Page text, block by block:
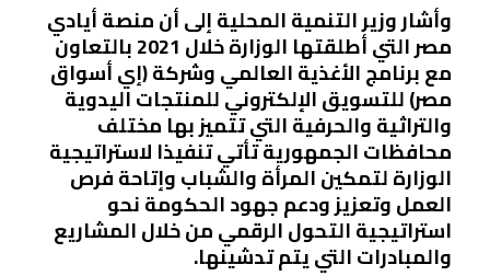
وأشار وزير التنمية المحلية إلى أن منصة أيادي
مصر التي أطلقتها الوزارة خلال 2021 بالتعاون
مع برنامج الأغذية العالمي وشركة (إي أسواق
مصر) للتسويق الإلكتروني للمنتجات اليدوية
والتراثية والحرفية التي تتميز بها مختلف
محافظات الجمهورية تأتي تنفيذا لاستراتيجية
الوزارة لتمكين المرأة والشباب وإتاحة فرص
العمل وتعزيز ودعم جهود الحكومة نحو
استراتيجية التحول الرقمي من خلال المشاريع
والمبادرات التي يتم تدشينها.